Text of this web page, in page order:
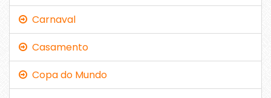
Carnaval
Casamento
Copa do Mundo